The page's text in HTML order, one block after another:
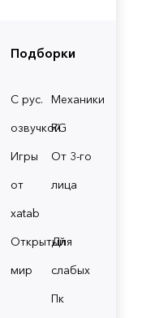
Подборки
С рус.
озвучкой
Механики
RG
Игры
от
xatab
От 3-го
лица
Открытый
мир
Для
слабых
Пк